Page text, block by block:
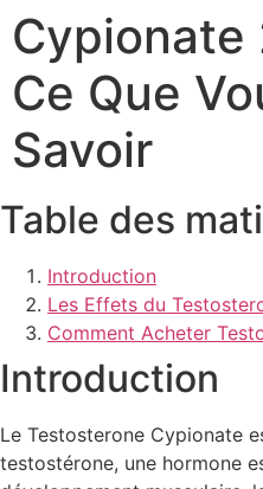
Cypionate
Ce Que
Savoir
Table des
Introduction
Les Effets du
Comment Acheter
Introduction
Le Testosterone Cypionate
testostérone, une hormone